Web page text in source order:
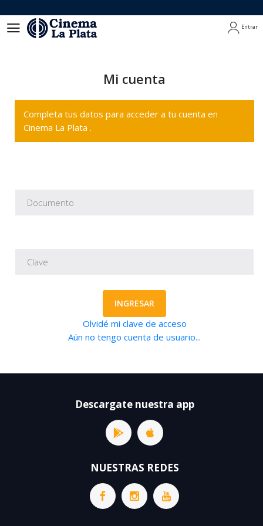
Entrar
Mi cuenta
Completa tus datos para acceder a tu cuenta en
Cinema La Plata .
INGRESAR
Olvidé mi clave de acceso
Aún no tengo cuenta de usuario...
Descargate nuestra app
NUESTRAS REDES